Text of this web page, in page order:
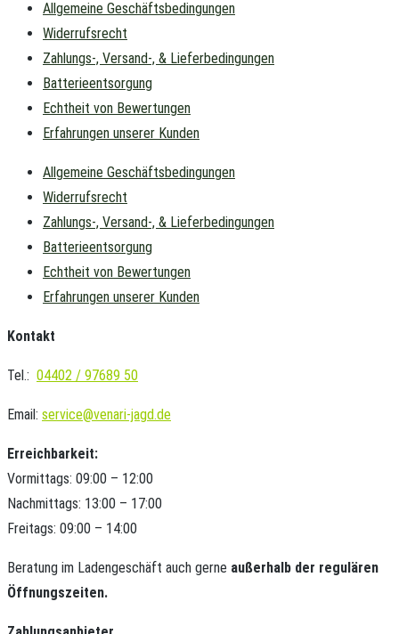
Allgemeine Geschäftsbedingungen
Widerrufsrecht
Zahlungs-, Versand-, & Lieferbedingungen
Batterieentsorgung
Echtheit von Bewertungen
Erfahrungen unserer Kunden
Allgemeine Geschäftsbedingungen
Widerrufsrecht
Zahlungs-, Versand-, & Lieferbedingungen
Batterieentsorgung
Echtheit von Bewertungen
Erfahrungen unserer Kunden
Kontakt
Tel.: 04402 / 97689 50
Email: service@venari-jagd.de
Erreichbarkeit:
Vormittags: 09:00 – 12:00
Nachmittags: 13:00 – 17:00
Freitags: 09:00 – 14:00
Beratung im Ladengeschäft auch gerne außerhalb der regulären
Öffnungszeiten.